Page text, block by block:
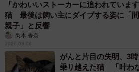
「かわいいストーカーに追われていま
猫 最後は飼い主にダイブする姿に「
親子」と反響
梨木 香奈
2026.08.06
がんと片目の失明、3
乗り越えた猫 「叶わ